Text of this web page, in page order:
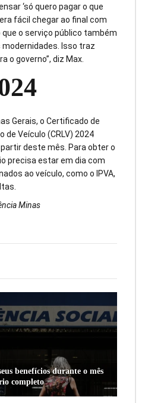
benefícios durante o mês
completo
‘só quero pagar o que
fácil chegar ao final com
o serviço público também
Isso traz
o governo”, diz Max.
Gerais, o Certificado de
de Veículo (CRLV) 2024
deste mês. Para obter o
precisa estar em dia com
ao veículo, como o IPVA,
Minas